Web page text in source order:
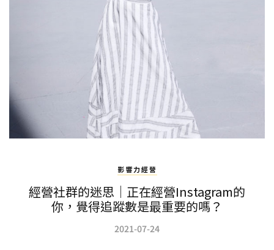
影響力經營
經營社群的迷思｜正在經營Instagram的
你，覺得追蹤數是最重要的嗎？
2021-07-24